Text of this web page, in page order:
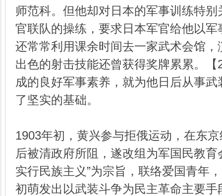
师范科。但他却对日本的军事训练特
官联队的操练，要求日本军官给他以
还常常利用课余时间去一家武术会馆
出色的射击技能还曾获得奖牌累累。
成的良好军事素养，就为他日后从事
了坚实的基础。
1903年初，黄兴参与拒俄运动，在东
后被清政府所阻，遂改组为军国民教育
实行民族主义”为宗旨，联络爱国青年
初萌发出以武装斗争为民主革命主要